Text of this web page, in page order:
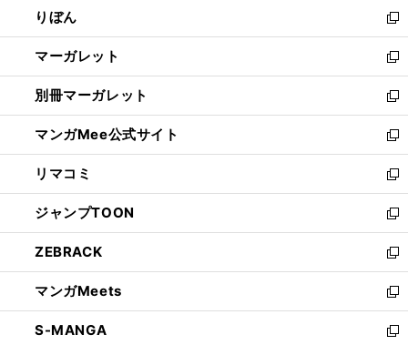
く
で
開
く
ド
ウ
で
開
く
ィ
ン
ド
ウ
で
開
く
りぼん
新
し
い
ウ
ィ
ン
ド
ウ
で
開
く
マーガレット
新
し
い
ウ
ィ
ン
ド
ウ
で
開
く
別冊マーガレット
新
し
い
ウ
ィ
ン
ド
ウ
で
開
く
マンガMee公式サイト
新
し
い
ウ
ィ
ン
ド
ウ
で
開
く
リマコミ
新
し
い
ウ
ィ
ン
ド
ウ
で
ジャンプTOON
新
し
い
ウ
ィ
ン
ド
ZEBRACK
新
し
い
ウ
ィ
マンガMeets
新
し
い
S-MANGA 新